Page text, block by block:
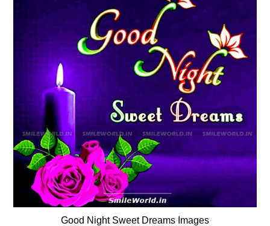
Good Night Sweet Dreams Images